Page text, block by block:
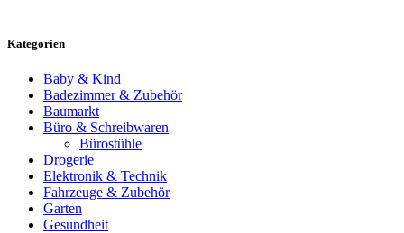
Kategorien
Baby & Kind
Badezimmer & Zubehör
Baumarkt
Büro & Schreibwaren
Bürostühle
Drogerie
Elektronik & Technik
Fahrzeuge & Zubehör
Garten
Gesundheit